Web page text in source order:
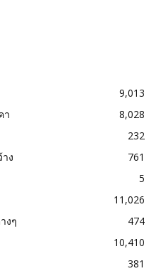
9,013
า
8,028
232
ง
761
5
11,026
งๆ
474
10,410
381